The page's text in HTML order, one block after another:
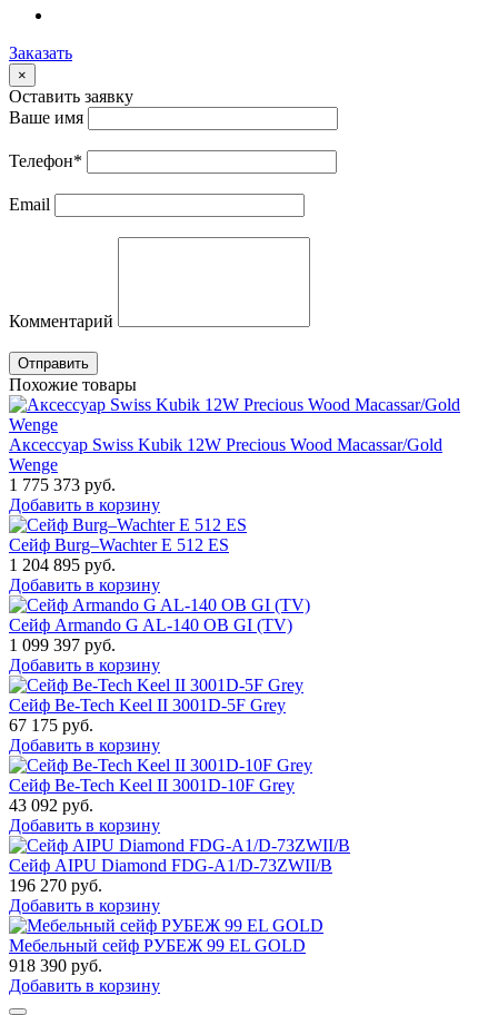
Заказать
×
Оставить заявку
Ваше имя
Телефон*
Email
Комментарий
Отправить
Похожие товары
Аксессуар Swiss Kubik 12W Precious Wood Macassar/Gold
Wenge
1 775 373 руб.
Добавить в корзину
Сейф Burg–Wachter E 512 ES
1 204 895 руб.
Добавить в корзину
Сейф Armando G AL-140 OB GI (TV)
1 099 397 руб.
Добавить в корзину
Сейф Be-Tech Keel II 3001D-5F Grey
67 175 руб.
Добавить в корзину
Сейф Be-Tech Keel II 3001D-10F Grey
43 092 руб.
Добавить в корзину
Сейф AIPU Diamond FDG-A1/D-73ZWII/B
196 270 руб.
Добавить в корзину
Мебельный сейф РУБЕЖ 99 EL GOLD
918 390 руб.
Добавить в корзину